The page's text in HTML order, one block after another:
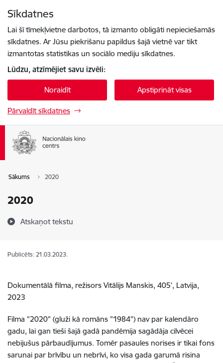
Sīkdatnes
Lai šī tīmekļvietne darbotos, tā izmanto obligāti nepieciešamās
sīkdatnes. Ar Jūsu piekrišanu papildus šajā vietnē var tikt
izmantotas statistikas un sociālo mediju sīkdatnes.
Lūdzu, atzīmējiet savu izvēli:
Noraidīt Apstiprināt visas
Pārvaldīt sīkdatnes
Sākums 2020
2020
Atskaņot tekstu
Publicēts: 21.03.2023.
Dokumentālā filma, režisors Vitālijs Manskis, 405’, Latvija,
2023
Filma "2020" (gluži kā romāns "1984") nav par kalendāro
gadu, lai gan tieši šajā gadā pandēmija sagādāja cilvēcei
nebijušus pārbaudījumus. Tomēr pasaules norises ir tikai fons
sarunai par brīvību un nebrīvi, ko visa gada garumā risina